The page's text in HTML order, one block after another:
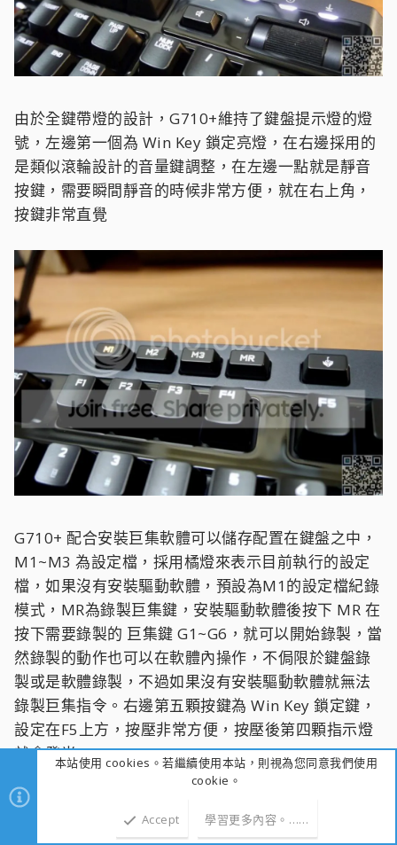
由於全鍵帶燈的設計，G710+維持了鍵盤提示燈的燈
號，左邊第一個為 Win Key 鎖定亮燈，在右邊採用的
是類似滾輪設計的音量鍵調整，在左邊一點就是靜音
按鍵，需要瞬間靜音的時候非常方便，就在右上角，
按鍵非常直覺
G710+ 配合安裝巨集軟體可以儲存配置在鍵盤之中，
M1~M3 為設定檔，採用橘燈來表示目前執行的設定
檔，如果沒有安裝驅動軟體，預設為M1的設定檔紀錄
模式，MR為錄製巨集鍵，安裝驅動軟體後按下 MR 在
按下需要錄製的 巨集鍵 G1~G6，就可以開始錄製，當
然錄製的動作也可以在軟體內操作，不侷限於鍵盤錄
製或是軟體錄製，不過如果沒有安裝驅動軟體就無法
錄製巨集指令。右邊第五顆按鍵為 Win Key 鎖定鍵，
設定在F5上方，按壓非常方便，按壓後第四顆指示燈
就會發光。本站使用 cookies。若繼續使用本站，則視為您同意我們使用
cookie。
Accept 學習更多內容。……